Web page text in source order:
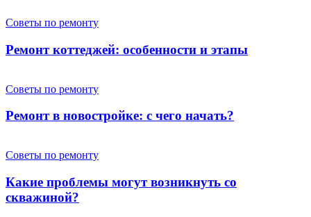
Советы по ремонту
Ремонт коттеджей: особенности и этапы
Советы по ремонту
Ремонт в новостройке: с чего начать?
Советы по ремонту
Какие проблемы могут возникнуть со
скважиной?